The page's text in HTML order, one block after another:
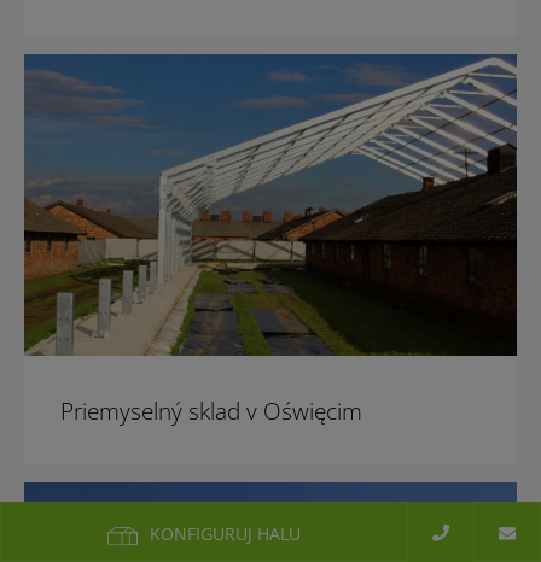
KONFIGURUJ HALU
Priemyselný sklad v Oświęcim